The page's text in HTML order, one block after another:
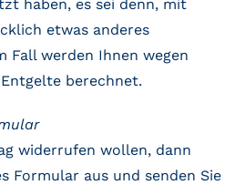
haben, es sei denn, mit
etwas anderes
Fall werden Ihnen wegen
berechnet.
widerrufen wollen, dann
Formular aus und senden Sie